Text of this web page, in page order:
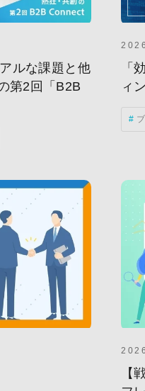
ルな課題と他
第2回「B2B
「
ィ
【